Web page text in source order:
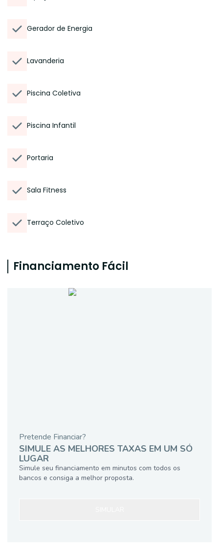
Gerador de Energia
Lavanderia
Piscina Coletiva
Piscina Infantil
Portaria
Sala Fitness
Terraço Coletivo
Financiamento Fácil
Pretende Financiar?
SIMULE AS MELHORES TAXAS EM UM SÓ
LUGAR
Simule seu financiamento em minutos com todos os
bancos e consiga a melhor proposta.